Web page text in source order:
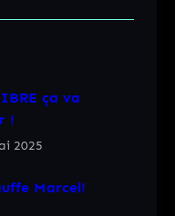
ça va
!
2025
Marcel!